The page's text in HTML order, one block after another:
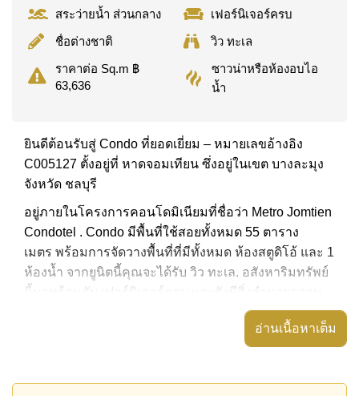
สระว่ายน้ำ ส่วนกลาง
เฟอร์นิเจอร์ครบ
ชื่อต่างชาติ
วิว ทะเล
ราคาต่อ Sq.m ฿
63,636
ซาวน่าหรือห้องอบไอ
น้ำ
ยินดีต้อนรับสู่ Condo ที่ยอดเยี่ยม – หมายเลขอ้างอิง
C005127 ตั้งอยู่ที่ หาดจอมเทียน ซึ่งอยู่ในเขต บางละมุง
จังหวัด ชลบุรี
อยู่ภายในโครงการคอนโดมิเนียมที่ชื่อว่า Metro Jomtien
Condotel . Condo มีพื้นที่ใช้สอยทั้งหมด 55 ตาราง
เมตร พร้อมการจัดวางพื้นที่ที่มีทั้งหมด ห้องสตูดิโอ้ และ 1
ห้องน้ำ จากยูนิตนี้คุณจะได้รับ วิว ทะเล. อสังหาริมทรัพย์
นี้มาพร้อมกับ เฟอร์นิเจอร์ครบ และยังมีสิ่งอำนวยความ
สะดวก ได้แก่ มีระเบียง, เครื่องปรับอากาศครบ,
อสังหาริมทรัพย์นี้สามารถใช้ สระว่ายน้ำ ส่วนกลาง ได้
กลาง ได้แก่ สนามเทนนิส , ห้องเกมส์, ห้องสมุด, ฟิสเนส
อ่านเนื้อหาเต็ม